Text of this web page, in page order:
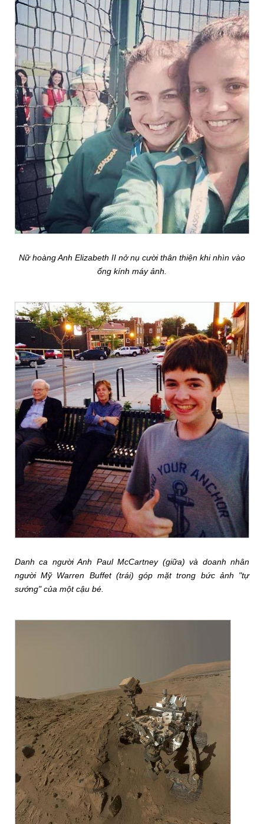
Nữ hoàng Anh Elizabeth II nở nụ cười thân thiện khi nhìn vào
ống kính máy ảnh.
Danh ca người Anh Paul McCartney (giữa) và doanh nhân
người Mỹ Warren Buffet (trái) góp mặt trong bức ảnh "tự
sướng" của một cậu bé.